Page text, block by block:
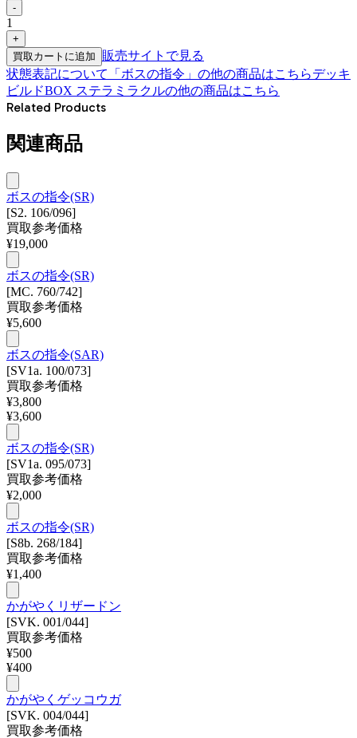
-
1
+
買取カートに追加
販売サイトで見る
状態表記について
「 ボスの指令 」の他の商品はこちらデッキ
ビルドBOX ステラミラクルの他の商品はこちら
Related Products
関連商品
ボスの指令(SR)
[S2. 106/096]
買取参考価格
¥19,000
ボスの指令(SR)
[MC. 760/742]
買取参考価格
¥5,600
ボスの指令(SAR)
[SV1a. 100/073]
買取参考価格
¥3,800
¥3,600
ボスの指令(SR)
[SV1a. 095/073]
買取参考価格
¥2,000
ボスの指令(SR)
[S8b. 268/184]
買取参考価格
¥1,400
かがやくリザードン
[SVK. 001/044]
買取参考価格
¥500
¥400
かがやくゲッコウガ
[SVK. 004/044]
買取参考価格